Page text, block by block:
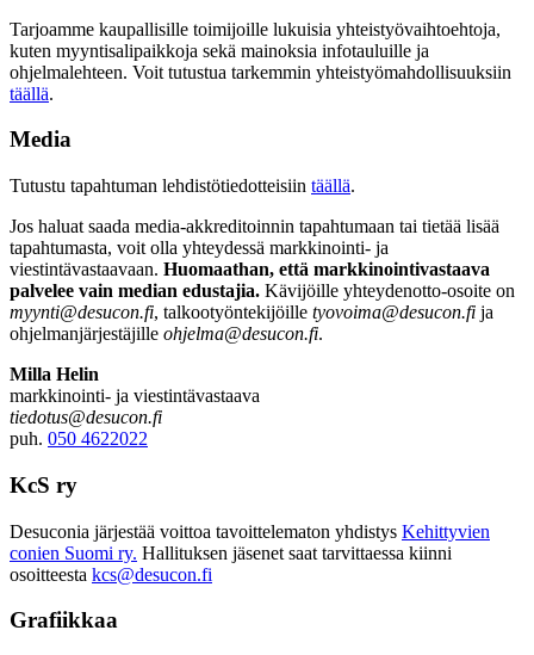
Tarjoamme kaupallisille toimijoille lukuisia yhteistyövaihtoehtoja,
kuten myyntisalipaikkoja sekä mainoksia infotauluille ja
ohjelmalehteen. Voit tutustua tarkemmin yhteistyömahdollisuuksiin
täällä.
Media
Tutustu tapahtuman lehdistötiedotteisiin täällä.
Jos haluat saada media-akkreditoinnin tapahtumaan tai tietää lisää
tapahtumasta, voit olla yhteydessä markkinointi- ja
viestintävastaavaan. Huomaathan, että markkinointivastaava
palvelee vain median edustajia. Kävijöille yhteydenotto-osoite on
myynti@desucon.fi, talkootyöntekijöille tyovoima@desucon.fi ja
ohjelmanjärjestäjille ohjelma@desucon.fi.
Milla Helin
markkinointi- ja viestintävastaava
tiedotus@desucon.fi
puh. 050 4622022
KcS ry
Desuconia järjestää voittoa tavoittelematon yhdistys Kehittyvien
conien Suomi ry. Hallituksen jäsenet saat tarvittaessa kiinni
osoitteesta kcs@desucon.fi
Grafiikkaa